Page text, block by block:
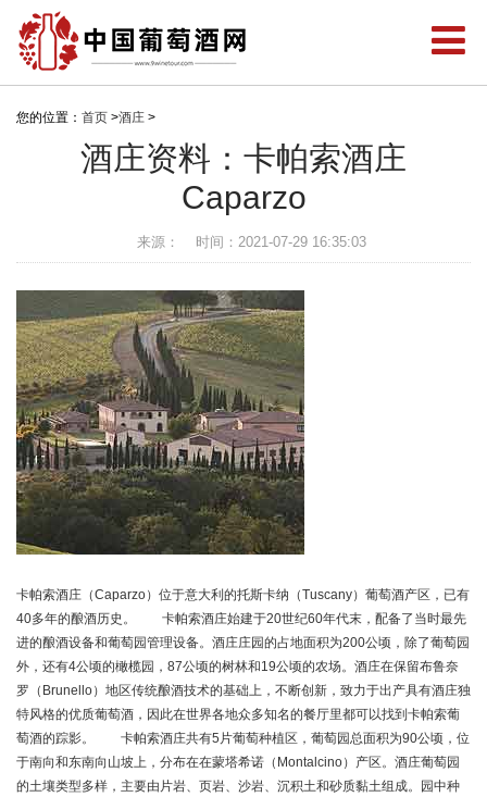
您的位置： 首页 >酒庄 >
酒庄资料：卡帕索酒庄
Caparzo
来源： 时间：2021-07-29 16:35:03
卡帕索酒庄（Caparzo）位于意大利的托斯卡纳（Tuscany）葡萄酒产区，已有
40多年的酿酒历史。 卡帕索酒庄始建于20世纪60年代末，配备了当时最先
进的酿酒设备和葡萄园管理设备。酒庄庄园的占地面积为200公顷，除了葡萄园
外，还有4公顷的橄榄园，87公顷的树林和19公顷的农场。酒庄在保留布鲁奈
罗（Brunello）地区传统酿酒技术的基础上，不断创新，致力于出产具有酒庄独
特风格的优质葡萄酒，因此在世界各地众多知名的餐厅里都可以找到卡帕索葡
萄酒的踪影。 卡帕索酒庄共有5片葡萄种植区，葡萄园总面积为90公顷，位
于南向和东南向山坡上，分布在在蒙塔希诺（Montalcino）产区。酒庄葡萄园
的土壤类型多样，主要由片岩、页岩、沙岩、沉积土和砂质黏土组成。园中种